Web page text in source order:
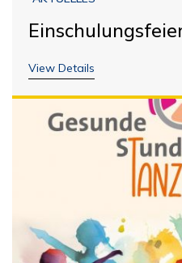
View Details